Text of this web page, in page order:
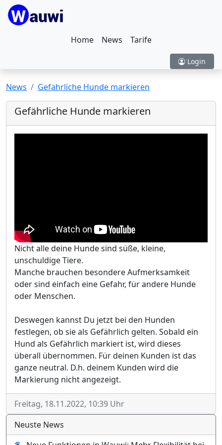
Home News Tarife
Login
News Gefährliche Hunde markieren
Gefährliche Hunde markieren
Nicht alle deine Hunde sind süße, kleine,
unschuldige Tiere.
Manche brauchen besondere Aufmerksamkeit
oder sind einfach eine Gefahr, für andere Hunde
oder Menschen.
Deswegen kannst Du jetzt bei den Hunden
festlegen, ob sie als Gefährlich gelten. Sobald ein
Hund als Gefährlich markiert ist, wird dieses
überall übernommen. Für deinen Kunden ist das
ganze neutral. D.h. deinem Kunden wird die
Markierung nicht angezeigt.
Freitag, 18.11.2022, 10:39 Uhr
Neuste News